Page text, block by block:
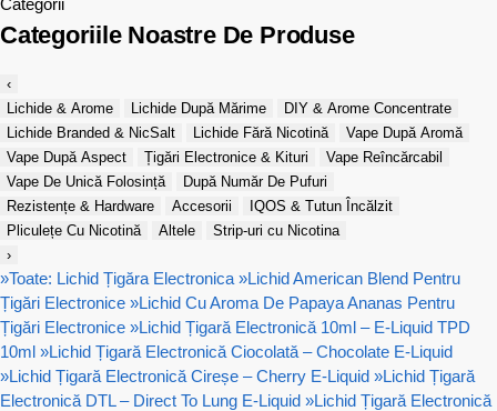
Categoriile Noastre De Produse
‹
Lichide & Arome
Lichide După Mărime
DIY & Arome Concentrate
Lichide Branded & NicSalt
Lichide Fără Nicotină
Vape După Aromă
Vape După Aspect
Țigări Electronice & Kituri
Vape Reîncărcabil
Vape De Unică Folosință
După Număr De Pufuri
Rezistențe & Hardware
Accesorii
IQOS & Tutun Încălzit
Pliculețe Cu Nicotină
Altele
Strip-uri cu Nicotina
›
»Toate: Lichid Țigăra Electronica »Lichid American Blend Pentru
Țigări Electronice »Lichid Cu Aroma De Papaya Ananas Pentru
Țigări Electronice »Lichid Țigară Electronică 10ml – E-Liquid TPD
10ml »Lichid Țigară Electronică Ciocolată – Chocolate E-Liquid
»Lichid Țigară Electronică Cireșe – Cherry E-Liquid »Lichid Țigară
Electronică DTL – Direct To Lung E-Liquid »Lichid Țigară Electronică